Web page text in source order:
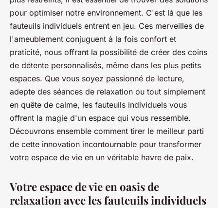
pour optimiser notre environnement. C'est là que les
fauteuils individuels entrent en jeu. Ces merveilles de
l'ameublement conjuguent à la fois confort et
praticité, nous offrant la possibilité de créer des coins
de détente personnalisés, même dans les plus petits
espaces. Que vous soyez passionné de lecture,
adepte des séances de relaxation ou tout simplement
en quête de calme, les fauteuils individuels vous
offrent la magie d'un espace qui vous ressemble.
Découvrons ensemble comment tirer le meilleur parti
de cette innovation incontournable pour transformer
votre espace de vie en un véritable havre de paix.
Votre espace de vie en oasis de
relaxation avec les fauteuils individuels